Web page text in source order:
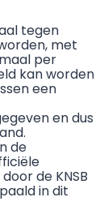
tegen
met
per
kan worden
een
en dus
de
de KNSB
in dit